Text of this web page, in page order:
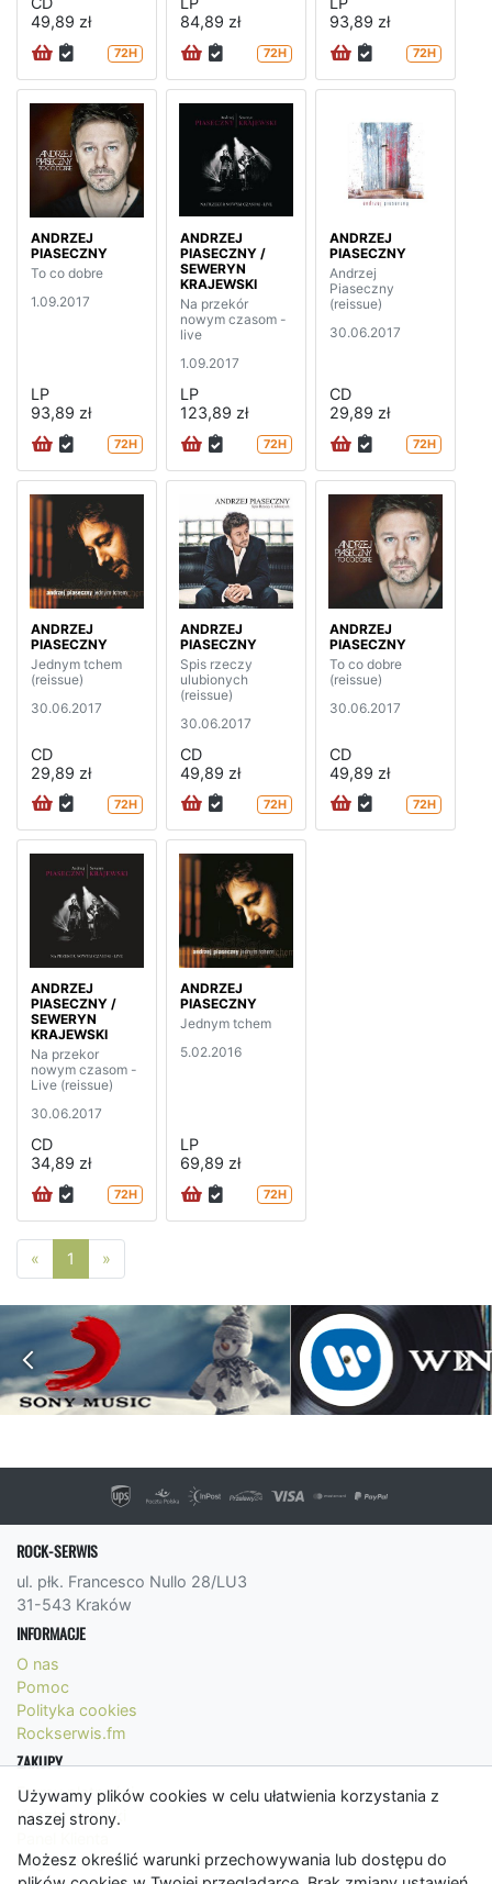
Używamy plików cookies w celu ułatwienia korzystania z
naszej strony.
Możesz określić warunki przechowywania lub dostępu do
49,89 zł
72H
84,89 zł
72H
93,89 zł
72H
ANDRZEJ
PIASECZNY
To co dobre
1.09.2017
LP
93,89 zł
72H
ANDRZEJ
PIASECZNY /
SEWERYN
KRAJEWSKI
Na przekór
nowym czasom -
live
1.09.2017
LP
123,89 zł
72H
ANDRZEJ
PIASECZNY
Andrzej
Piaseczny
(reissue)
30.06.2017
CD
29,89 zł
72H
ANDRZEJ
PIASECZNY
Jednym tchem
(reissue)
30.06.2017
CD
29,89 zł
72H
ANDRZEJ
PIASECZNY
Spis rzeczy
ulubionych
(reissue)
30.06.2017
CD
49,89 zł
72H
ANDRZEJ
PIASECZNY
To co dobre
(reissue)
30.06.2017
CD
49,89 zł
72H
ANDRZEJ
PIASECZNY /
SEWERYN
KRAJEWSKI
Na przekor
nowym czasom -
Live (reissue)
30.06.2017
CD
34,89 zł
72H
ANDRZEJ
PIASECZNY
Jednym tchem
5.02.2016
LP
69,89 zł
72H
« Poprzednia strona
1 »
ROCK-SERWIS
ul. płk. Francesco Nullo 28/LU3
31-543 Kraków
INFORMACJE
O nas
Pomoc
Polityka cookies
Rockserwis.fm
ZAKUPY
Formy płatności
Koszty wysyłki
Regulamin